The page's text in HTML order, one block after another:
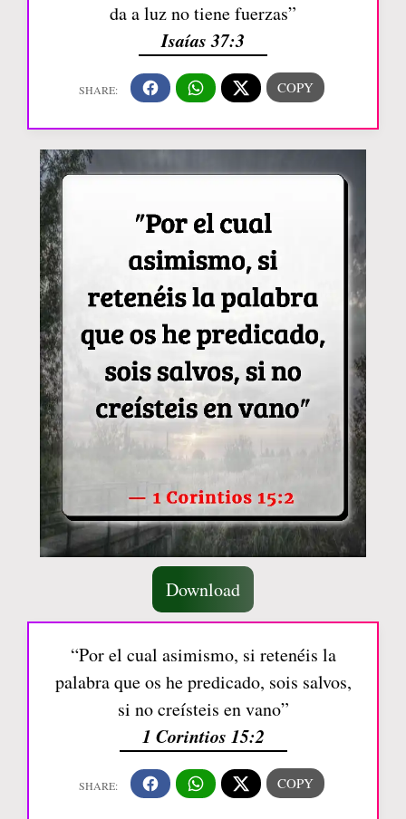
da a luz no tiene fuerzas”
Isaías 37:3
Download
“Por el cual asimismo, si retenéis la
palabra que os he predicado, sois salvos,
si no creísteis en vano”
1 Corintios 15:2